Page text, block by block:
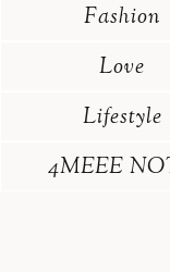
Fashion
Love
Lifestyle
4MEEE